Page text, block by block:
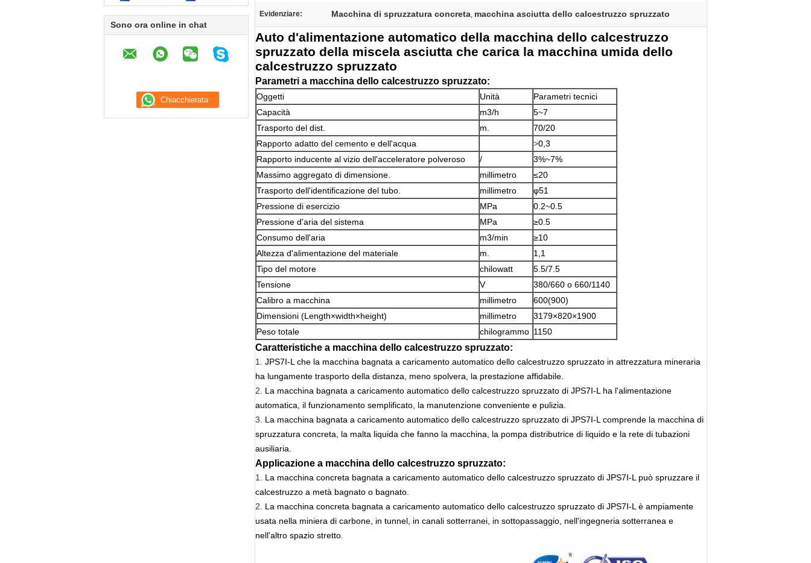
Sono ora online in chat
Evidenziare: Macchina di spruzzatura concreta, macchina asciutta dello calcestruzzo spruzzato
Auto d'alimentazione automatico della macchina dello calcestruzzo
spruzzato della miscela asciutta che carica la macchina umida dello
calcestruzzo spruzzato
Parametri a macchina dello calcestruzzo spruzzato:
Oggetti Unità
Parametri tecnici
Capacità
m3/h
5~7
Trasporto del dist.
m.
70/20
Rapporto adatto del cemento e dell'acqua
>0,3
Rapporto inducente al vizio dell'acceleratore polveroso
/
3%~7%
Massimo aggregato di dimensione.
millimetro
≤20
Trasporto dell'identificazione del tubo.
millimetro
φ51
Pressione di esercizio
MPa
0.2~0.5
Pressione d'aria del sistema
MPa
≥0.5
Consumo dell'aria
m3/min
≥10
Altezza d'alimentazione del materiale
m.
1,1
Tipo del motore
chilowatt
5.5/7.5
Tensione
V
380/660 o 660/1140
Calibro a macchina
millimetro
600(900)
Dimensioni (Length×width×height)
millimetro
3179×820×1900
Peso totale
chilogrammo 1150
Caratteristiche a macchina dello calcestruzzo spruzzato:
1. JPS7I-L che la macchina bagnata a caricamento automatico dello calcestruzzo spruzzato in attrezzatura mineraria
ha lungamente trasporto della distanza, meno spolvera, la prestazione affidabile.
2. La macchina bagnata a caricamento automatico dello calcestruzzo spruzzato di JPS7I-L ha l'alimentazione
automatica, il funzionamento semplificato, la manutenzione conveniente e pulizia.
3. La macchina bagnata a caricamento automatico dello calcestruzzo spruzzato di JPS7I-L comprende la macchina di
spruzzatura concreta, la malta liquida che fanno la macchina, la pompa distributrice di liquido e la rete di tubazioni
ausiliaria.
Applicazione a macchina dello calcestruzzo spruzzato:
1. La macchina concreta bagnata a caricamento automatico dello calcestruzzo spruzzato di JPS7I-L può spruzzare il
calcestruzzo a metà bagnato o bagnato.
2. La macchina concreta bagnata a caricamento automatico dello calcestruzzo spruzzato di JPS7I-L è ampiamente
usata nella miniera di carbone, in tunnel, in canali sotterranei, in sottopassaggio, nell'ingegneria sotterranea e
nell'altro spazio stretto.